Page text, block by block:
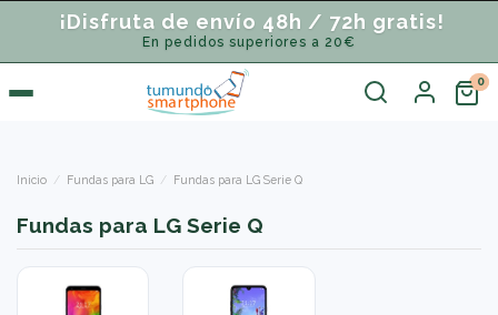
¡Disfruta de envío 48h / 72h gratis!
En pedidos superiores a 20€
Inicio Fundas para LG Fundas para LG Serie Q
Fundas para LG Serie Q